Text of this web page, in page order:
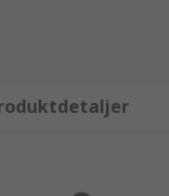
är linjära och
smal men längre
bredare